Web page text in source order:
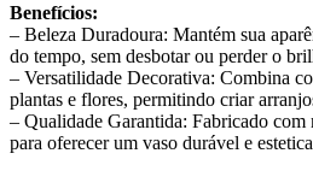
Benefícios:
– Beleza Duradoura: Mantém sua
do tempo, sem desbotar ou perder o
– Versatilidade Decorativa: Combina
plantas e flores, permitindo criar
– Qualidade Garantida: Fabricado com
para oferecer um vaso durável e